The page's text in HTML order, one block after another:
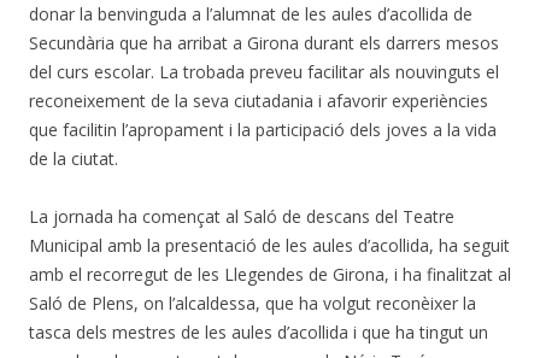
donar la benvinguda a l’alumnat de les aules d’acollida de
Secundària que ha arribat a Girona durant els darrers mesos
del curs escolar. La trobada preveu facilitar als nouvinguts el
reconeixement de la seva ciutadania i afavorir experiències
que facilitin l’apropament i la participació dels joves a la vida
de la ciutat.
La jornada ha començat al Saló de descans del Teatre
Municipal amb la presentació de les aules d’acollida, ha seguit
amb el recorregut de les Llegendes de Girona, i ha finalitzat al
Saló de Plens, on l’alcaldessa, que ha volgut reconèixer la
tasca dels mestres de les aules d’acollida i que ha tingut un